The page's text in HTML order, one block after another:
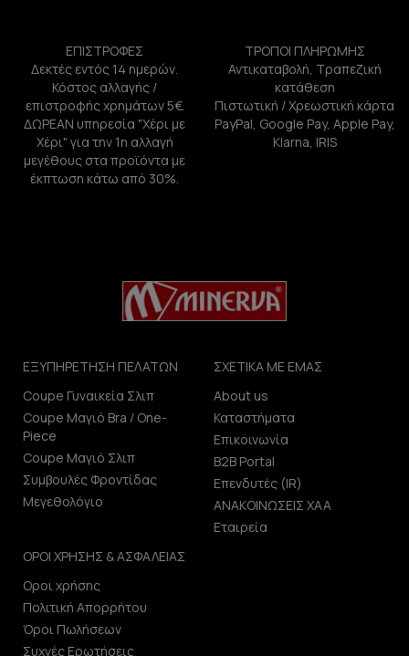
ΕΠΙΣΤΡΟΦΕΣ
Δεκτές εντός 14 ημερών.
Κόστος αλλαγής /
επιστροφής χρημάτων 5€.
ΔΩΡΕΑΝ υπηρεσία "Χέρι με
Χέρι" για την 1η αλλαγή
μεγέθους στα προϊόντα με
έκπτωση κάτω από 30%.
ΤΡΟΠΟΙ ΠΛΗΡΩΜΗΣ
Αντικαταβολή, Τραπεζική
κατάθεση
Πιστωτική / Χρεωστική κάρτα
PayPal, Google Pay, Apple Pay,
Klarna, IRIS
ΕΞΥΠΗΡΕΤΗΣΗ ΠΕΛΑΤΩΝ
Coupe Γυναικεία Σλιπ
Coupe Μαγιό Bra / One-
Piece
Coupe Μαγιό Σλιπ
Συμβουλές Φροντίδας
Μεγεθολόγιο
ΣΧΕΤΙΚΑ ΜΕ ΕΜΑΣ
About us
Καταστήματα
Επικοινωνία
B2B Portal
Επενδυτές (IR)
ΑΝΑΚΟΙΝΩΣΕΙΣ ΧΑΑ
Εταιρεία
ΟΡΟΙ ΧΡΗΣΗΣ & ΑΣΦΑΛΕΙΑΣ
Οροι χρήσης
Πολιτική Απορρήτου
Όροι Πωλήσεων
Συχνές Ερωτήσεις